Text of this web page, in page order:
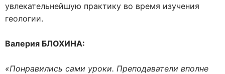
увлекательнейшую практику во время изучения
геологии.
Валерия БЛОХИНА:
«Понравились сами уроки. Преподаватели вполне